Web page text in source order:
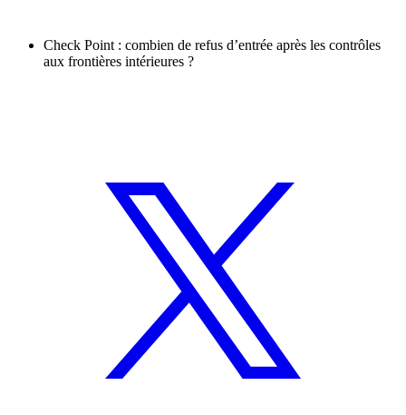
Check Point : combien de refus d’entrée après les contrôles
aux frontières intérieures ?